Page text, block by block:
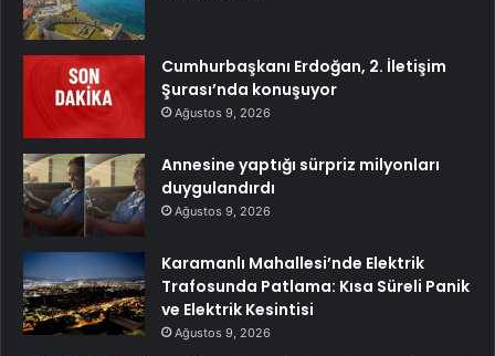
Cumhurbaşkanı Erdoğan, 2. İletişim
Şurası’nda konuşuyor
Ağustos 9, 2026
Annesine yaptığı sürpriz milyonları
duygulandırdı
Ağustos 9, 2026
Karamanlı Mahallesi’nde Elektrik
Trafosunda Patlama: Kısa Süreli Panik
ve Elektrik Kesintisi
Ağustos 9, 2026